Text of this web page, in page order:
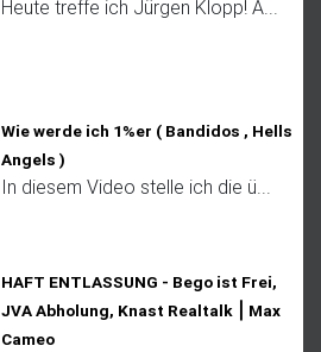
Heute treffe ich Jürgen Klopp! A...
Wie werde ich 1%er ( Bandidos , Hells
Angels )
In diesem Video stelle ich die ü...
HAFT ENTLASSUNG - Bego ist Frei,
JVA Abholung, Knast Realtalk ⎮ Max
Cameo